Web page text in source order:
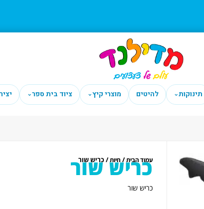
תינוקות⌄ להיטים מוצרי קיץ⌄ ציוד בית ספר⌄
עמוד הבית/ חיות/ כריש שור
כריש שור
כריש שור